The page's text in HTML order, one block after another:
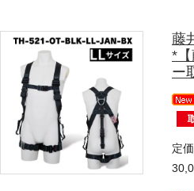
藤
*
ー
腿
（
定